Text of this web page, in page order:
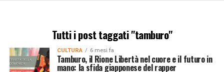
Tutti i post taggati "tamburo"
CULTURA 6 mesi fa
Tamburo, il Rione Libertà nel cuore e il futuro in
mano: la sfida giapponese del rapper